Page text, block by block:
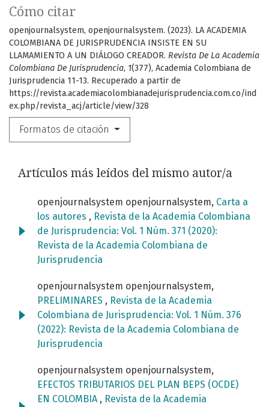
Cómo citar
openjournalsystem, openjournalsystem. (2023). LA ACADEMIA
COLOMBIANA DE JURISPRUDENCIA INSISTE EN SU
LLAMAMIENTO A UN DIÁLOGO CREADOR. Revista De La Academia
Colombiana De Jurisprudencia, 1(377), Academia Colombiana de
Jurisprudencia 11-13. Recuperado a partir de
https://revista.academiacolombianadejurisprudencia.com.co/ind
ex.php/revista_acj/article/view/328
Formatos de citación
Artículos más leídos del mismo autor/a
openjournalsystem openjournalsystem, Carta a
los autores , Revista de la Academia Colombiana
de Jurisprudencia: Vol. 1 Núm. 371 (2020):
Revista de la Academia Colombiana de
Jurisprudencia
openjournalsystem openjournalsystem,
PRELIMINARES , Revista de la Academia
Colombiana de Jurisprudencia: Vol. 1 Núm. 376
(2022): Revista de la Academia Colombiana de
Jurisprudencia
openjournalsystem openjournalsystem,
EFECTOS TRIBUTARIOS DEL PLAN BEPS (OCDE)
EN COLOMBIA , Revista de la Academia